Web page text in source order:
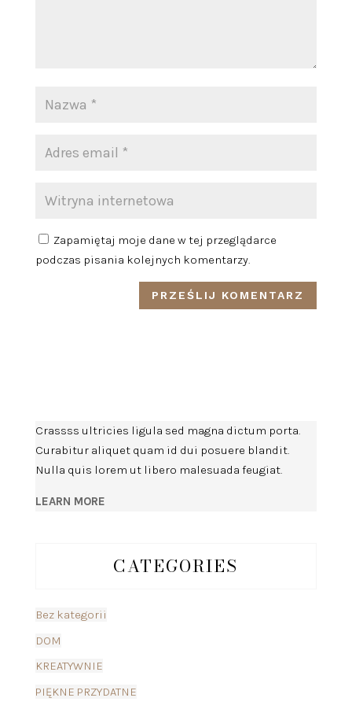
Zapamiętaj moje dane w tej przeglądarce
podczas pisania kolejnych komentarzy.
Crassss ultricies ligula sed magna dictum porta.
Curabitur aliquet quam id dui posuere blandit.
Nulla quis lorem ut libero malesuada feugiat.
LEARN MORE
CATEGORIES
Bez kategorii
DOM
KREATYWNIE
PIĘKNE PRZYDATNE